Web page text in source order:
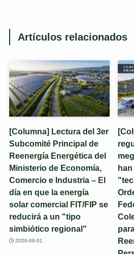
】
Artículos relacionados
[Columna] Lectura del 3er
Subcomité Principal de
Reenergía Energética del
Ministerio de Economía,
Comercio e Industria – El
día en que la energía
solar comercial FIT/FIP se
reducirá a un "tipo
simbiótico regional"
2026-08-01